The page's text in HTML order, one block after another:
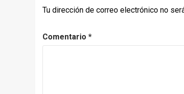
Tu dirección de correo electrónico no
Comentario *